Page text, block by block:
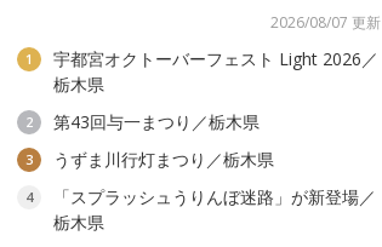
2026/08/07 更新
1
宇都宮オクトーバーフェスト Light 2026／
栃木県
2 第43回与一まつり／栃木県
3 うずま川行灯まつり／栃木県
4
「スプラッシュうりんぼ迷路」が新登場／
栃木県